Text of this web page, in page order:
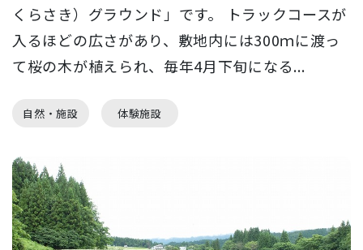
くらさき）グラウンド」です。 トラックコースが
入るほどの広さがあり、敷地内には300ｍに渡っ
て桜の木が植えられ、毎年4月下旬になる...
自然・施設 体験施設